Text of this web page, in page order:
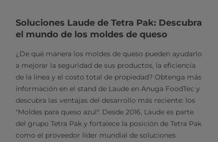
Soluciones Laude de Tetra Pak: Descubra
el mundo de los moldes de queso
¿De qué manera los moldes de queso pueden ayudarlo
a mejorar la seguridad de sus productos, la eficiencia
de la línea y el costo total de propiedad? Obtenga más
información en el stand de Laude en Anuga FoodTec y
descubra las ventajas del desarrollo más reciente: los
"Moldes para queso azul". Desde 2016, Laude es parte
del grupo Tetra Pak y fortalece la posición de Tetra Pak
como el proveedor líder mundial de soluciones